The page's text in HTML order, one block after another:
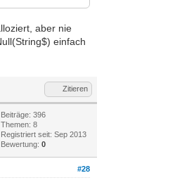
aber nie
einfach
Zitieren
Beiträge: 396
Themen: 8
Registriert seit: Sep 2013
Bewertung:0
#28